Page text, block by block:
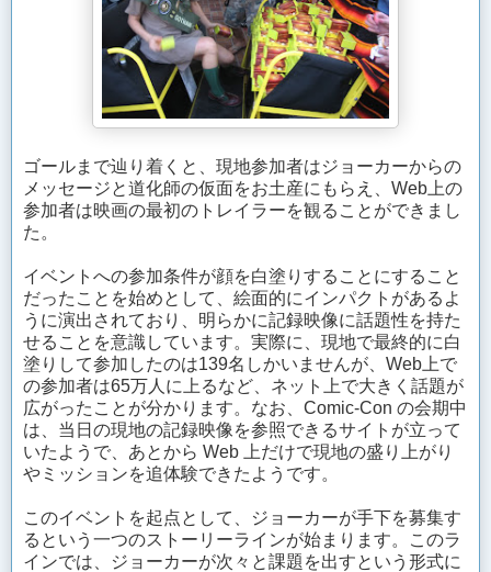
ゴールまで辿り着くと、現地参加者はジョーカーからの
メッセージと道化師の仮面をお土産にもらえ、Web上の
参加者は映画の最初のトレイラーを観ることができまし
た。
イベントへの参加条件が顔を白塗りすることにすること
だったことを始めとして、絵面的にインパクトがあるよ
うに演出されており、明らかに記録映像に話題性を持た
せることを意識しています。実際に、現地で最終的に白
塗りして参加したのは139名しかいませんが、Web上で
の参加者は65万人に上るなど、ネット上で大きく話題が
広がったことが分かります。なお、Comic-Con の会期中
は、当日の現地の記録映像を参照できるサイトが立って
いたようで、あとから Web 上だけで現地の盛り上がり
やミッションを追体験できたようです。
このイベントを起点として、ジョーカーが手下を募集す
るという一つのストーリーラインが始まります。このラ
インでは、ジョーカーが次々と課題を出すという形式に